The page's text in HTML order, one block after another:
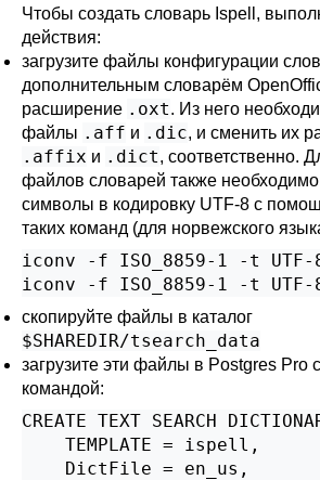
Чтобы создать словарь Ispell ,
действия:
загрузите файлы конфигурации
дополнительным словарём
расширение .oxt. Из него
файлы .aff и .dic, и сменить их
.affix и .dict, соответственно.
файлов словарей также
символы в кодировку UTF-8 с
таких команд (для норвежского
iconv -f ISO_8859-1 -t
iconv -f ISO_8859-1 -t
скопируйте файлы в каталог
$SHAREDIR/tsearch_data
загрузите эти файлы в Postgres Pro
командой:
CREATE TEXT SEARCH
    TEMPLATE = ispell,
    DictFile = en_us,